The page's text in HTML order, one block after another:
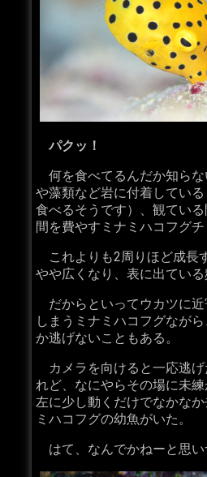
パクッ！
何を食べてるんだか知ら
や藻類など岩に付着してい
食べるそうです）、観てい
間を費やすミナミハコフグチ
これよりも2周りほど成長
やや広くなり、表に出ている
だからといってウカツに近
しまうミナミハコフグなが
か逃げないこともある。
カメラを向けると一応逃
れど、なにやらその場に未
左に少し動くだけでなかな
ミハコフグの幼魚がいた。
はて、なんでかねーと思